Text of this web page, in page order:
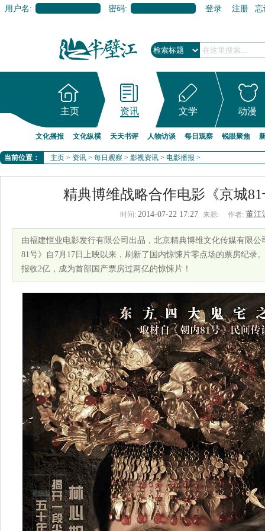
用户名: 密码: 登录 注册 忘
主页 资讯 文学 动漫
文化播报 文化纵横 天天书评 人物访谈 每日观察 锐眼聚焦
当前位置： 主页 > 资讯 > 每日观察 > 影视资讯 > 电影播报 >
精典博维战略合作电影《京城
时间: 2014-07-22 17:27 来源: 作者: 董
由福建恒业电影发行有限公司出品，北京精典博维文化传媒有限
81号》自7月17日上映以来，刷新了国内惊悚片零点场的票房纪录
报收2亿，成为首部国产票房过两亿的惊悚片！